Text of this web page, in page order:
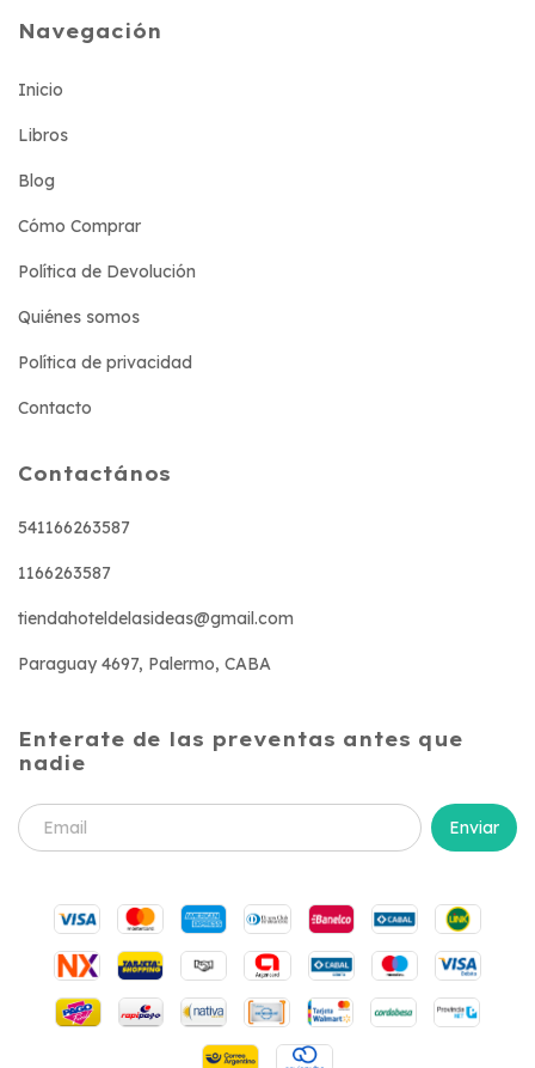
Navegación
Inicio
Libros
Blog
Cómo Comprar
Política de Devolución
Quiénes somos
Política de privacidad
Contacto
Contactános
541166263587
1166263587
tiendahoteldelasideas@gmail.com
Paraguay 4697, Palermo, CABA
Enterate de las preventas antes que
nadie